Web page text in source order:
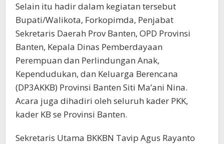
Selain itu hadir dalam kegiatan tersebut
Bupati/Walikota, Forkopimda, Penjabat
Sekretaris Daerah Prov Banten, OPD Provinsi
Banten, Kepala Dinas Pemberdayaan
Perempuan dan Perlindungan Anak,
Kependudukan, dan Keluarga Berencana
(DP3AKKB) Provinsi Banten Siti Ma’ani Nina.
Acara juga dihadiri oleh seluruh kader PKK,
kader KB se Provinsi Banten.
Sekretaris Utama BKKBN Tavip Agus Rayanto